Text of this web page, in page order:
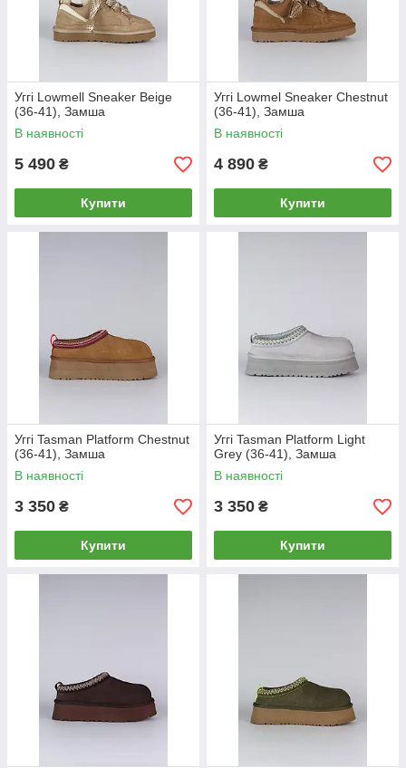
Уггі Lowmell Sneaker Beige
(36-41), Замша
В наявності
5 490 ₴
Купити
Уггі Lowmel Sneaker Chestnut
(36-41), Замша
В наявності
4 890 ₴
Купити
Уггі Tasman Platform Chestnut
(36-41), Замша
В наявності
3 350 ₴
Купити
Уггі Tasman Platform Light
Grey (36-41), Замша
В наявності
3 350 ₴
Купити